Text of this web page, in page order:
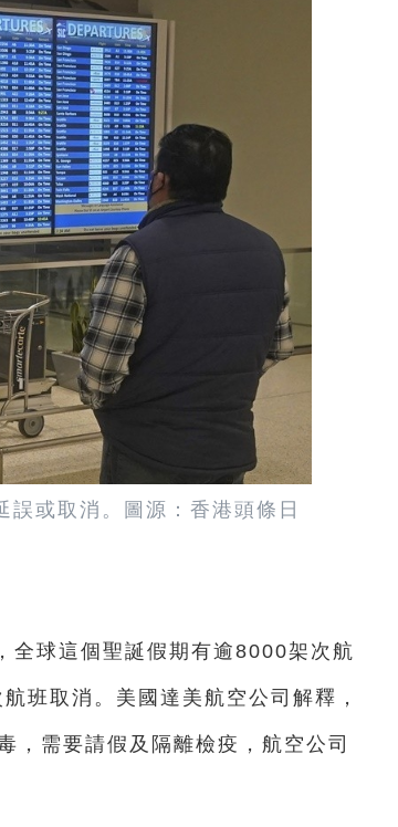
誤或取消。圖源：香港頭條日
全球這個聖誕假期有逾8000架次航
班取消。美國達美航空公司解釋，
，需要請假及隔離檢疫，航空公司